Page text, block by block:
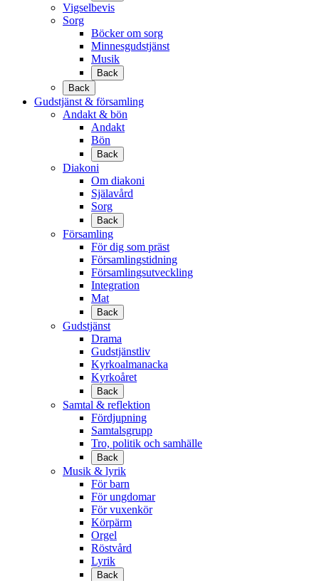
Vigselbevis
Sorg
Böcker om sorg
Minnesgudstjänst
Musik
Back
Back
Gudstjänst & församling
Andakt & bön
Andakt
Bön
Back
Diakoni
Om diakoni
Själavård
Sorg
Back
Församling
För dig som präst
Församlingstidning
Församlingsutveckling
Integration
Mat
Back
Gudstjänst
Drama
Gudstjänstliv
Kyrkoalmanacka
Kyrkoåret
Back
Samtal & reflektion
Fördjupning
Samtalsgrupp
Tro, politik och samhälle
Back
Musik & lyrik
För barn
För ungdomar
För vuxenkör
Körpärm
Orgel
Röstvård
Lyrik
Back